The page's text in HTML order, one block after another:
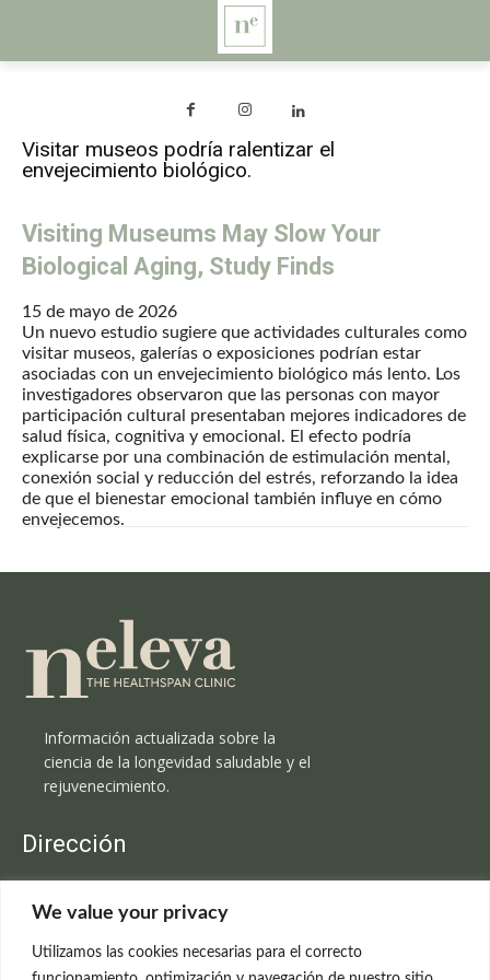
We value your privacy
Utilizamos las cookies necesarias para el correcto
Visitar museos podría ralentizar el
envejecimiento biológico.
Visiting Museums May Slow Your
Biological Aging, Study Finds
15 de mayo de 2026
Un nuevo estudio sugiere que actividades culturales como
visitar museos, galerías o exposiciones podrían estar
asociadas con un envejecimiento biológico más lento. Los
investigadores observaron que las personas con mayor
participación cultural presentaban mejores indicadores de
salud física, cognitiva y emocional. El efecto podría
explicarse por una combinación de estimulación mental,
conexión social y reducción del estrés, reforzando la idea
de que el bienestar emocional también influye en cómo
envejecemos.
Información actualizada sobre la
ciencia de la longevidad saludable y el
rejuvenecimiento.
Dirección
C/Claudio Coello, 19 - 1º
699 595 619